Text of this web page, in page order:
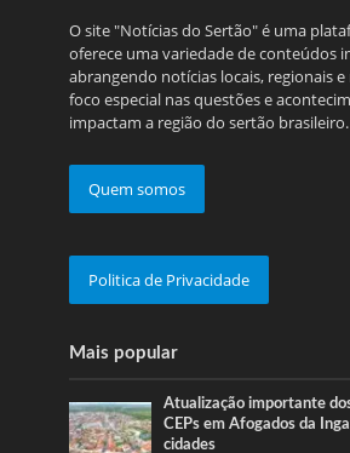
O site "Notícias do Sertão" é uma
oferece uma variedade de conteúdos
abrangendo notícias locais, regionais e
foco especial nas questões e
impactam a região do sertão brasileiro.
Quem somos
Politica de Privacidade
Mais popular
Atualização importante
CEPs em Afogados da
cidades